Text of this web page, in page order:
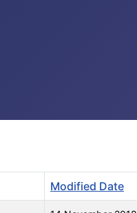
Modified Date